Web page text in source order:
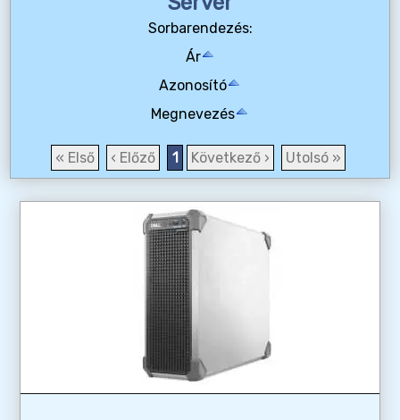
Sorbarendezés:
Ár
Azonosító
Megnevezés
« Első ‹ Előző 1 Következő › Utolsó »